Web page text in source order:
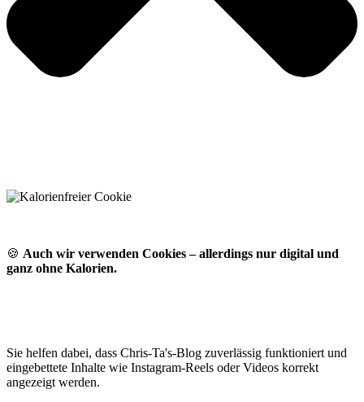
🍪 Auch wir verwenden Cookies – allerdings nur digital und
ganz ohne Kalorien.
Sie helfen dabei, dass Chris-Ta's-Blog zuverlässig funktioniert und
eingebettete Inhalte wie Instagram-Reels oder Videos korrekt
angezeigt werden.